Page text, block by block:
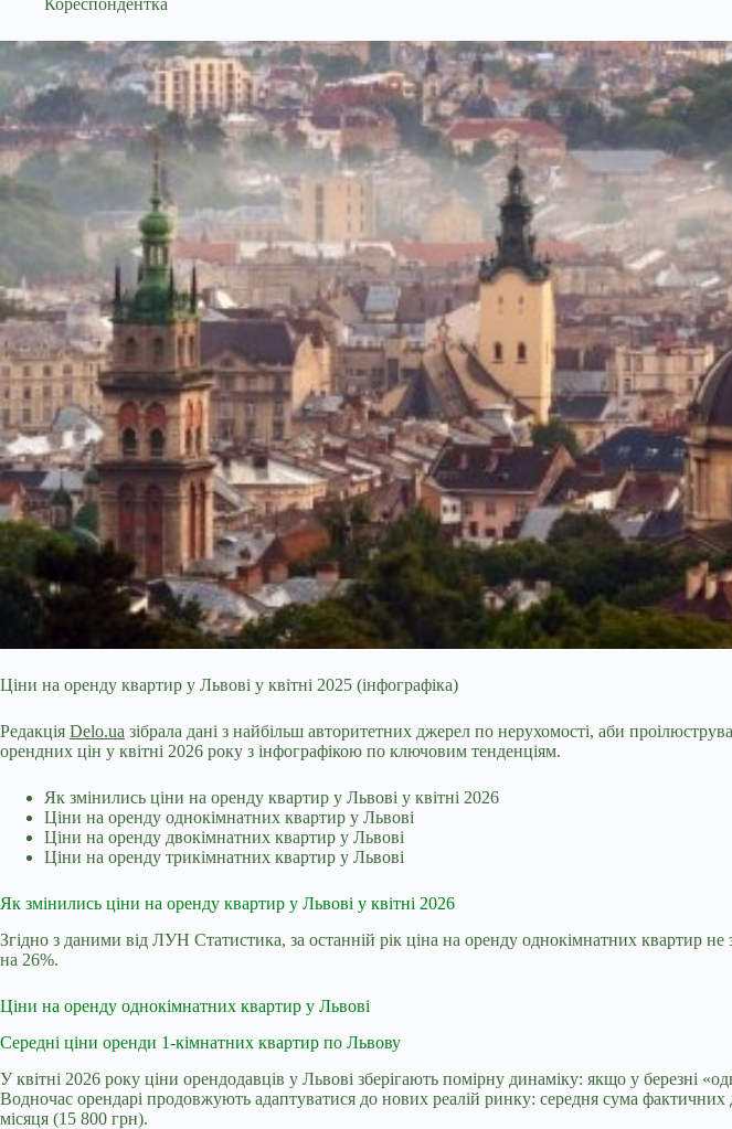
Кореспондентка
Ціни на оренду квартир у Львові у квітні 2025 (інфографіка)
Редакція Delo.ua зібрала дані з найбільш авторитетних джерел по нерухомості, аби
орендних цін у квітні 2026 року з інфографікою по ключовим тенденціям.
Як змінились ціни на оренду квартир у Львові у квітні 2026
Ціни на оренду однокімнатних квартир у Львові
Ціни на оренду двокімнатних квартир у Львові
Ціни на оренду трикімнатних квартир у Львові
Як змінились ціни на оренду квартир у Львові у квітні 2026
Згідно з даними від ЛУН Статистика, за останній рік ціна на оренду однокімнатних квартир
на 26%.
Ціни на оренду однокімнатних квартир у Львові
Середні ціни оренди 1-кімнатних квартир по Львову
У квітні 2026 року ціни орендодавців у Львові зберігають помірну динаміку: якщо у березні
Водночас орендарі продовжують адаптуватися до нових реалій ринку: середня сума
місяця (15 800 грн).